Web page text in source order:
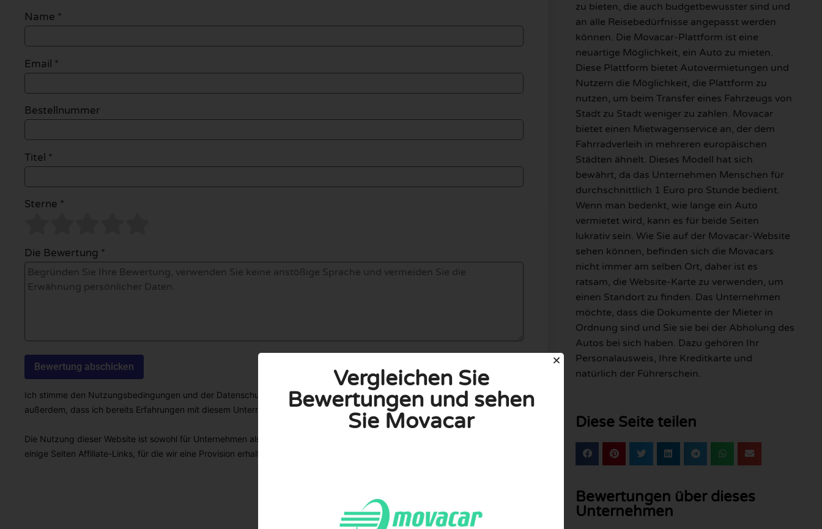
Name *
Email *
Bestellnummer
Titel *
Sterne *
Die Bewertung *
Ich stimme den Nutzungsbedingungen und der Datenschutzrichtlinie zu, indem ich diese Bewertung abgebe. Ich erkläre
außerdem, dass ich bereits Erfahrungen mit diesem Unternehmen gemacht habe.
Die Nutzung dieser Website ist sowohl für Unternehmen als auch für Nutzer völlig kostenlos. Aus diesem Grund enthalten
einige Seiten Affiliate-Links, für die wir eine Provision erhalten können.
zu bieten, die auch budgetbewusster sind und
an alle Reisebedürfnisse angepasst werden
können. Die Movacar-Plattform ist eine
neuartige Möglichkeit, ein Auto zu mieten.
Diese Plattform bietet Autovermietungen und
Nutzern die Möglichkeit, die Plattform zu
nutzen, um beim Transfer eines Fahrzeugs von
Stadt zu Stadt weniger zu zahlen. Movacar
bietet einen Mietwagenservice an, der dem
Fahrradverleih in mehreren europäischen
Städten ähnelt. Dieses Modell hat sich
bewährt, da das Unternehmen Menschen für
durchschnittlich 1 Euro pro Stunde bedient.
Wenn man bedenkt, wie lange ein Auto
vermietet wird, kann es für beide Seiten
lukrativ sein. Wie Sie auf der Movacar-Website
sehen können, befinden sich die Movacars
nicht immer am selben Ort, daher ist es
ratsam, die Website-Karte zu verwenden, um
einen Standort zu finden. Das Unternehmen
möchte, dass die Dokumente der Mieter in
Ordnung sind und Sie sie bei der Abholung des
Autos bei sich haben. Dazu gehören Ihr
Personalausweis, Ihre Kreditkarte und
natürlich der Führerschein.
Diese Seite teilen
Bewertungen über dieses
Unternehmen
Vergleichen Sie
Bewertungen und sehen
Sie Movacar